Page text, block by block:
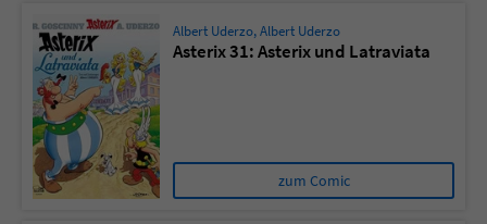
Albert Uderzo,Albert Uderzo
Asterix 31: Asterix und Latraviata
zum Comic